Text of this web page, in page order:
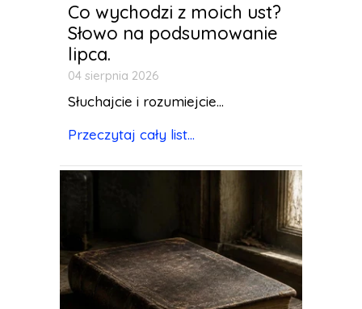
Co wychodzi z moich ust?
Słowo na podsumowanie
lipca.
04 sierpnia 2026
Słuchajcie i rozumiejcie...
Przeczytaj cały list...